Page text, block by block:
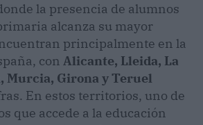
la presencia de alumnos
alcanza su mayor
principalmente en la
con Alicante, Lleida, La
Murcia, Girona y Teruel
En estos territorios, uno de
que accede a la educación